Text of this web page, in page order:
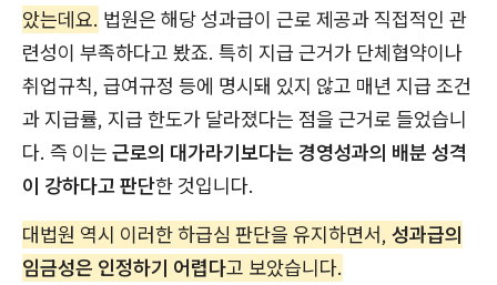
았는데요. 법원은 해당 성과급이 근로 제공과 직접적인 관
련성이 부족하다고 봤죠. 특히 지급 근거가 단체협약이나
취업규칙, 급여규정 등에 명시돼 있지 않고 매년 지급 조건
과 지급률, 지급 한도가 달라졌다는 점을 근거로 들었습니
다. 즉 이는 근로의 대가라기보다는 경영성과의 배분 성격
이 강하다고 판단한 것입니다.
대법원 역시 이러한 하급심 판단을 유지하면서, 성과급의
임금성은 인정하기 어렵다고 보았습니다.